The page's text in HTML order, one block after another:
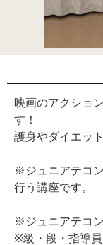
映画のアクショ
す！
護身やダイエッ
※ジュニアテコ
行う講座です。
※ジュニアテコ
※級・段・指導